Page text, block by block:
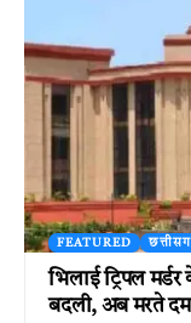
FEATURED
भिलाई ट्रिपल
बदली, अब मरते